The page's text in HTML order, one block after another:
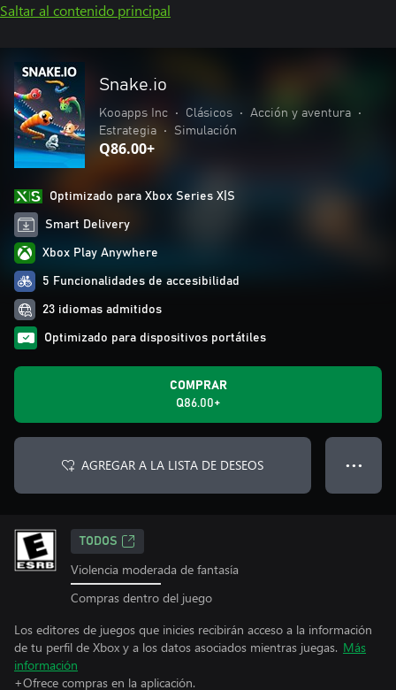
Saltar al contenido principal
Snake.io
Kooapps Inc • Clásicos • Acción y aventura
•
Estrategia
• Simulación
Q86.00+
Optimizado para Xbox Series X|S
Smart Delivery
Xbox Play Anywhere
5 Funcionalidades de accesibilidad
23 idiomas admitidos
Optimizado para dispositivos portátiles
COMPRAR
Q86.00+
AGREGAR A LA LISTA DE DESEOS ● ● ●
TODOS
Violencia moderada de fantasía
Compras dentro del juego
Los editores de juegos que inicies recibirán acceso a la información
de tu perfil de Xbox y a los datos asociados mientras juegas. Más
información
+Ofrece compras en la aplicación.